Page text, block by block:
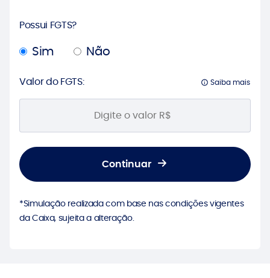
Possui FGTS?
Sim Não
Valor do FGTS: Saiba mais
Continuar
*Simulação realizada com base nas condições vigentes
da Caixa, sujeita a alteração.